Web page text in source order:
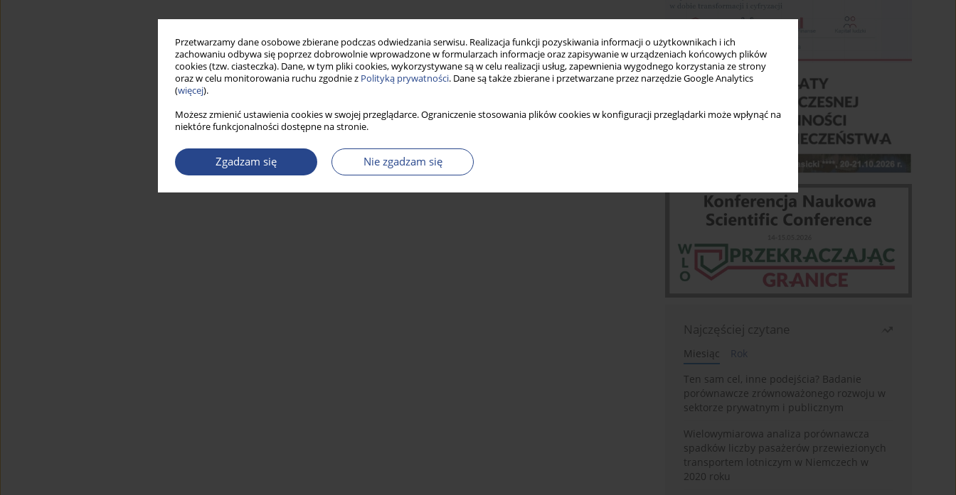
Przetwarzamy dane osobowe zbierane podczas odwiedzania serwisu. Realizacja funkcji pozyskiwania informacji o użytkownikach i ich
zachowaniu odbywa się poprzez dobrowolnie wprowadzone w formularzach informacje oraz zapisywanie w urządzeniach końcowych plików
cookies (tzw. ciasteczka). Dane, w tym pliki cookies, wykorzystywane są w celu realizacji usług, zapewnienia wygodnego korzystania ze strony
oraz w celu monitorowania ruchu zgodnie z Polityką prywatności. Dane są także zbierane i przetwarzane przez narzędzie Google Analytics
(więcej).
Możesz zmienić ustawienia cookies w swojej przeglądarce. Ograniczenie stosowania plików cookies w konfiguracji przeglądarki może wpłynąć na
niektóre funkcjonalności dostępne na stronie.
Zgadzam się Nie zgadzam się
Najczęściej czytane
Miesiąc
Rok
Ten sam cel, inne podejścia? Badanie
porównawcze zrównoważonego rozwoju w
sektorze prywatnym i publicznym
Wielowymiarowa analiza porównawcza
spadków liczby pasażerów przewiezionych
transportem lotniczym w Niemczech w
2020 roku